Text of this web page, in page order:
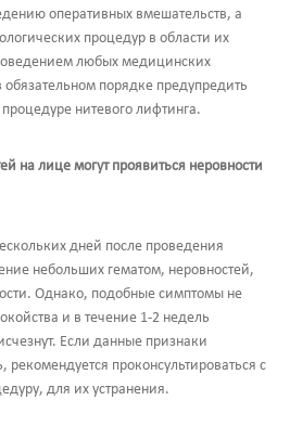
оперативных вмешательств, а
процедур в области их
любых медицинских
порядке предупредить
нитевого лифтинга.
на лице могут проявиться неровности
дней после проведения
небольших гематом, неровностей,
Однако, подобные симптомы не
и в течение 1-2 недель
Если данные признаки
рекомендуется проконсультироваться с
для их устранения.